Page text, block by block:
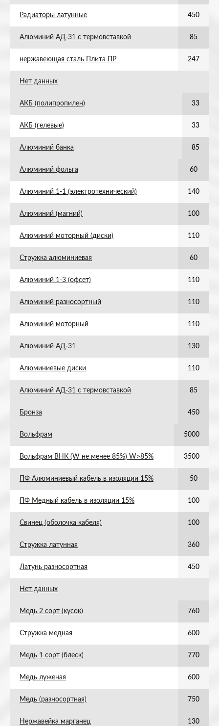
Радиаторы латунные 450
Алюминий АД-31 с термовставкой 85
нержавеющая сталь Плита ПР 247
Нет данных
АКБ (полипропилен) 33
АКБ (гелевые) 33
Алюминий банка 85
Алюминий фольга 60
Алюминий 1-1 (электротехнический) 140
Алюминий (магний) 100
Алюминий моторный (диски) 110
Стружка алюминиевая 60
Алюминий 1-3 (офсет) 110
Алюминий разносортный 110
Алюминий моторный 110
Алюминий АД-31 130
Алюминиевые диски 110
Алюминий АД-31 с термовставкой 85
Бронза 450
Вольфрам 5000
Вольфрам ВНК (W не менее 85%) W>85% 3500
ПФ Алюминиевый кабель в изоляции 15% 50
ПФ Медный кабель в изоляции 15% 100
Свинец (оболочка кабеля) 100
Стружка латунная 360
Латунь разносортная 450
Нет данных
Медь 2 сорт (кусок) 760
Стружка медная 600
Медь 1 сорт (блеск) 770
Медь луженая 600
Медь (разносортная) 750
Нержавейка марганец 130